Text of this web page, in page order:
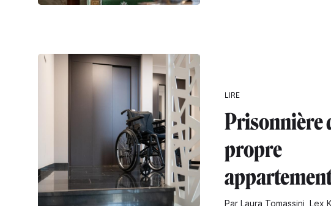
LIRE
Prisonnière
propre
Par Laura Tomassini, Lex